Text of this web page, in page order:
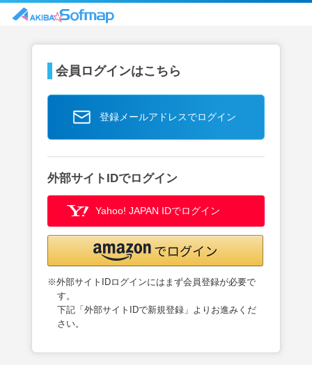
会員ログインはこちら
登録メールアドレスでログイン
外部サイトIDでログイン
Yahoo! JAPAN IDでログイン
※外部サイトIDログインにはまず会員登録が必要で
す。
下記「外部サイトIDで新規登録」よりお進みくだ
さい。